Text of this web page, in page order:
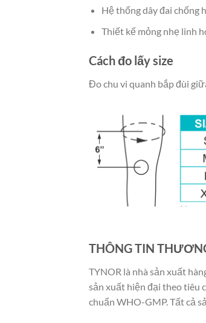
Hệ thống dây đai chống
Thiết kế mỏng nhẹ linh
Cách đo lấy size
Đo chu vi quanh bắp đùi
THÔNG TIN
TYNOR là nhà sản xuất
sản xuất hiện đại theo tiêu
chuẩn WHO-GMP. Tất cả